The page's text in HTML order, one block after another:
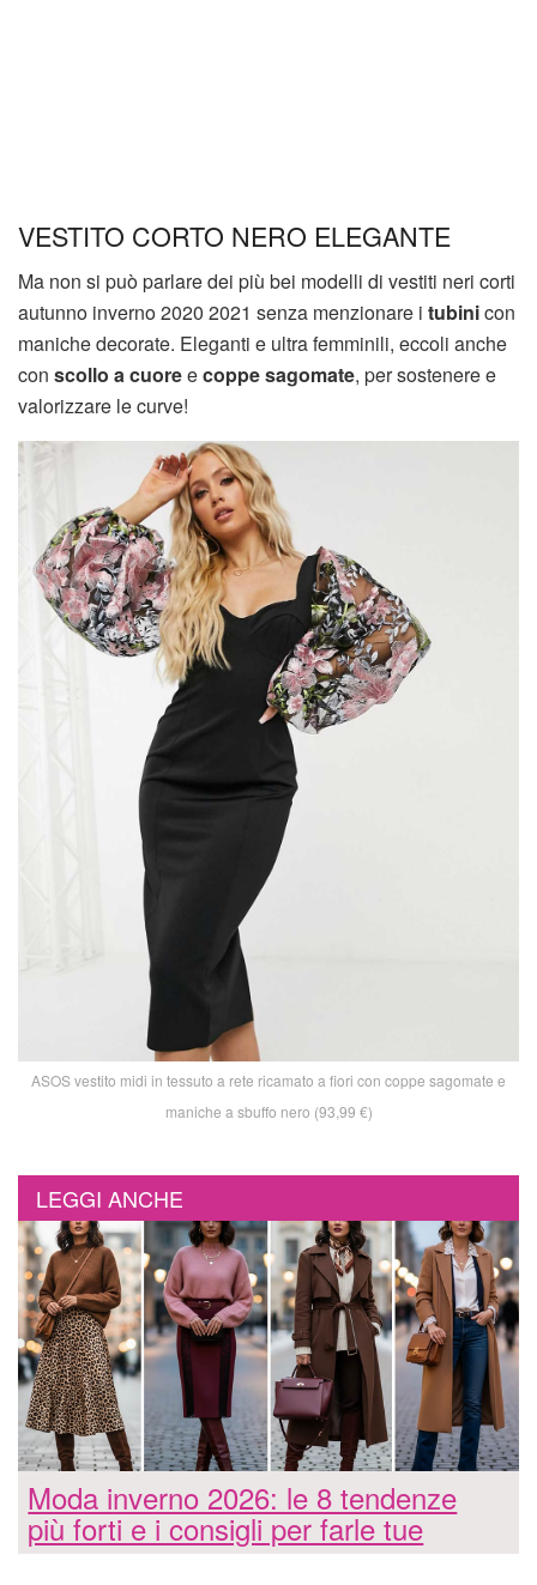
VESTITO CORTO NERO ELEGANTE
Ma non si può parlare dei più bei modelli di vestiti neri corti
autunno inverno 2020 2021 senza menzionare i tubinicon
maniche decorate. Eleganti e ultra femminili, eccoli anche
con scollo a cuoreecoppe sagomate, per sostenere e
valorizzare le curve!
ASOS vestito midi in tessuto a rete ricamato a fiori con coppe sagomate e
maniche a sbuffo nero (93,99 €)
LEGGI ANCHE
Moda inverno 2026: le 8 tendenze
più forti e i consigli per farle tue